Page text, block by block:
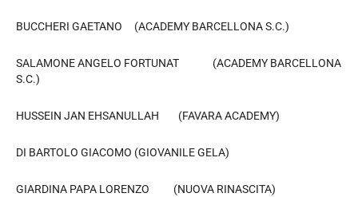
BUCCHERI GAETANO (ACADEMY BARCELLONA S.C.)
SALAMONE ANGELO FORTUNAT (ACADEMY BARCELLONA
S.C.)
HUSSEIN JAN EHSANULLAH (FAVARA ACADEMY)
DI BARTOLO GIACOMO (GIOVANILE GELA)
GIARDINA PAPA LORENZO (NUOVA RINASCITA)